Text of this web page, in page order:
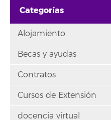
Categorías
Alojamiento
Becas y ayudas
Contratos
Cursos de Extensión
docencia virtual